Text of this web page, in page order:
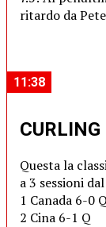
ritardo da
11:38
CURLING
Questa la
a 3 sessioni
1 Canada 6-0 Q
2 Cina 6-1 Q